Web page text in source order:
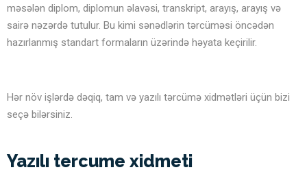
məsələn diplom, diplomun əlavəsi, transkript, arayış, arayış və
sairə nəzərdə tutulur. Bu kimi sənədlərin tərcüməsi öncədən
hazırlanmış standart formaların üzərində həyata keçirilir.
Hər növ işlərdə dəqiq, tam və yazılı tərcümə xidmətləri üçün bizi
seçə bilərsiniz.
Yazılı tercume xidmeti